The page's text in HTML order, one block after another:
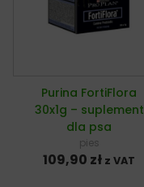
Purina FortiFlora
30x1g – suplement
dla psa
pies
109,90 zł z VAT